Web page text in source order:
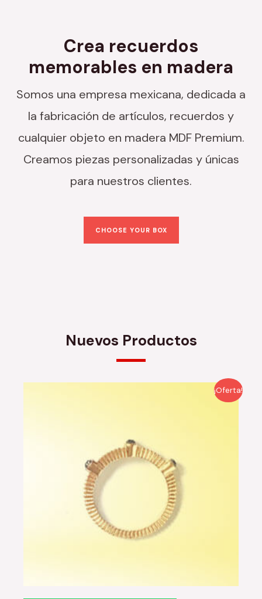
Crea recuerdos
memorables en madera
Somos una empresa mexicana, dedicada a
la fabricación de artículos, recuerdos y
cualquier objeto en madera MDF Premium.
Creamos piezas personalizadas y únicas
para nuestros clientes.
CHOOSE YOUR BOX
Nuevos Productos
¡Oferta!